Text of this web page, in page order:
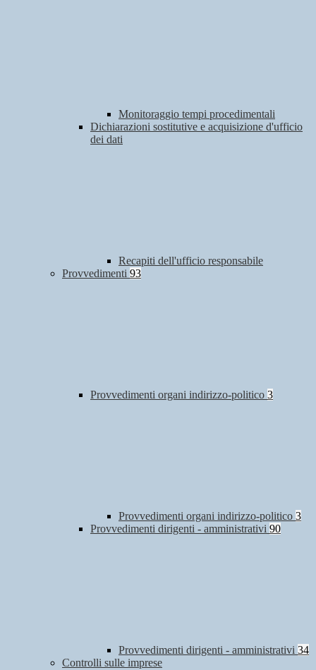
Monitoraggio tempi procedimentali
Dichiarazioni sostitutive e acquisizione d'ufficio
dei dati
Recapiti dell'ufficio responsabile
Provvedimenti 93
Provvedimenti organi indirizzo-politico 3
Provvedimenti organi indirizzo-politico 3
Provvedimenti dirigenti - amministrativi 90
Provvedimenti dirigenti - amministrativi 34
Controlli sulle imprese